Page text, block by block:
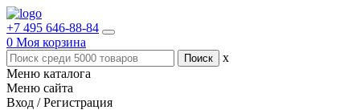
+7 495 646-88-84
0 Моя корзина
x
Меню каталога
Меню сайта
Вход / Регистрация